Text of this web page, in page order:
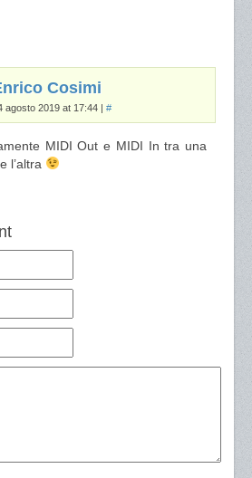
Cosimi
agosto 2019 at 17:44 | #
MIDI Out e MIDI In tra una
l’altra